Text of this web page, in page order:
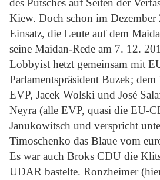
des Putsches auf Seiten der
Kiew. Doch schon im Dezember
Einsatz, die Leute auf dem
seine Maidan-Rede am 7. 12.
Lobbyist hetzt gemeinsam mit
Parlamentspräsident Buzek;
EVP, Jacek Wolski und José
Neyra (alle EVP, quasi die EU-
Janukowitsch und verspricht
Timoschenko das Blaue vom
Es war auch Broks CDU die
UDAR bastelte. Ronzheimer